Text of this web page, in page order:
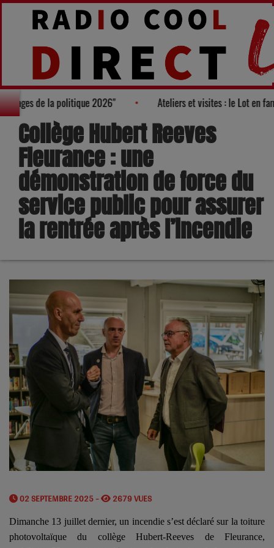
des "100 nouveaux visages de la politique 2026" Ateliers et
Collège Hubert Reeves
Fleurance : une
démonstration de force du
service public pour assurer
la rentrée après l’incendie
02 SEPTEMBRE 2025 - 2679 VUES
Dimanche 13 juillet dernier, un incendie s’est déclaré sur la toiture
photovoltaïque du collège Hubert-Reeves de Fleurance,